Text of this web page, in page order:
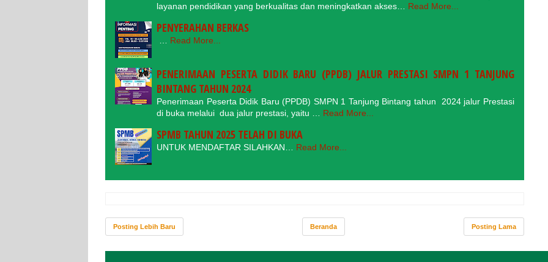
layanan pendidikan yang berkualitas dan meningkatkan akses…
Read More...
PENYERAHAN BERKAS
… Read More...
PENERIMAAN PESERTA DIDIK BARU (PPDB) JALUR PRESTASI SMPN 1 TANJUNG
BINTANG TAHUN 2024
Penerimaan Peserta Didik Baru (PPDB) SMPN 1 Tanjung Bintang tahun 2024 jalur Prestasi
di buka melalui dua jalur prestasi, yaitu …
Read More...
SPMB TAHUN 2025 TELAH DI BUKA
UNTUK MENDAFTAR SILAHKAN… Read More...
Posting Lebih Baru Posting Lama
Beranda